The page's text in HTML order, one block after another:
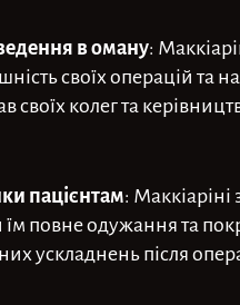
в оману:
своїх операцій та
своїх колег та
пацієнтам: Маккіаріні
повне одужання та
ускладнень після